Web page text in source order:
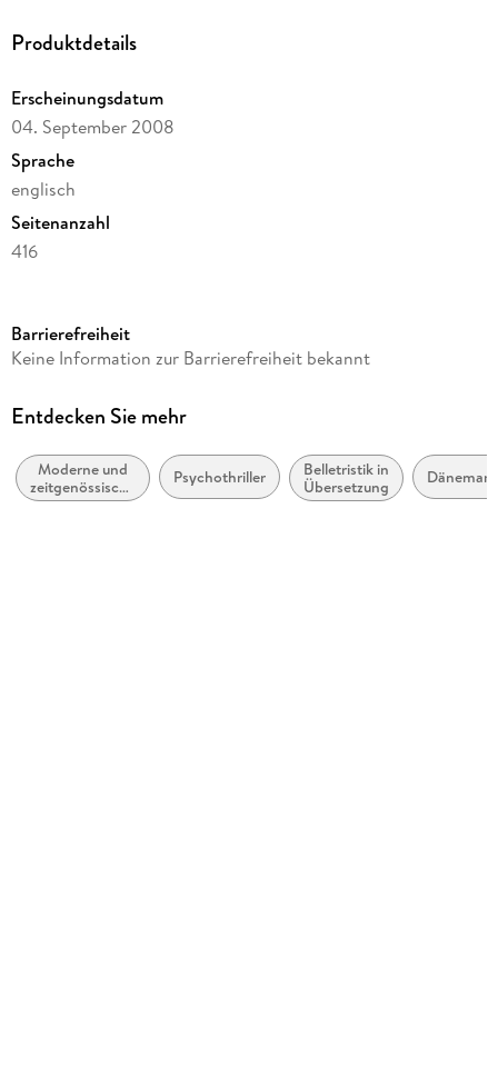
When one of the children goes missing a year later, Krone
sets off to find the young girl and bring her back, making a
identity and the true intentions of his young wards.
Produktdetails
Erscheinungsdatum
04. September 2008
Sprache
englisch
Seitenanzahl
416
Übersetzung
Verlag/Hersteller
Produktart
kartoniert
Barrierefreiheit
Keine Information zur Barrierefreiheit bekannt
Entdecken Sie mehr
Moderne und
zeitgenössische
Belletristik:
Psychothriller
Belletristik in
Übersetzung
Dänemark